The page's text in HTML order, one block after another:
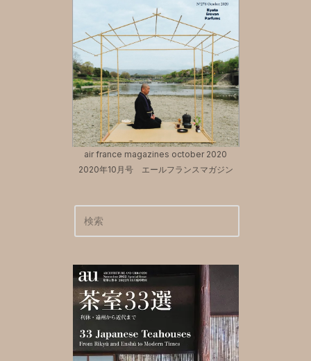
air france magazines october 2020
2020年10月号 エールフランスマガジン